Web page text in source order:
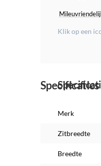
Klik op een
Specificaties
Merk
Zitbreedte
Breedte